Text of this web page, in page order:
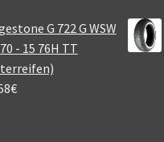
G 722 G WSW
- 15 76H TT
€